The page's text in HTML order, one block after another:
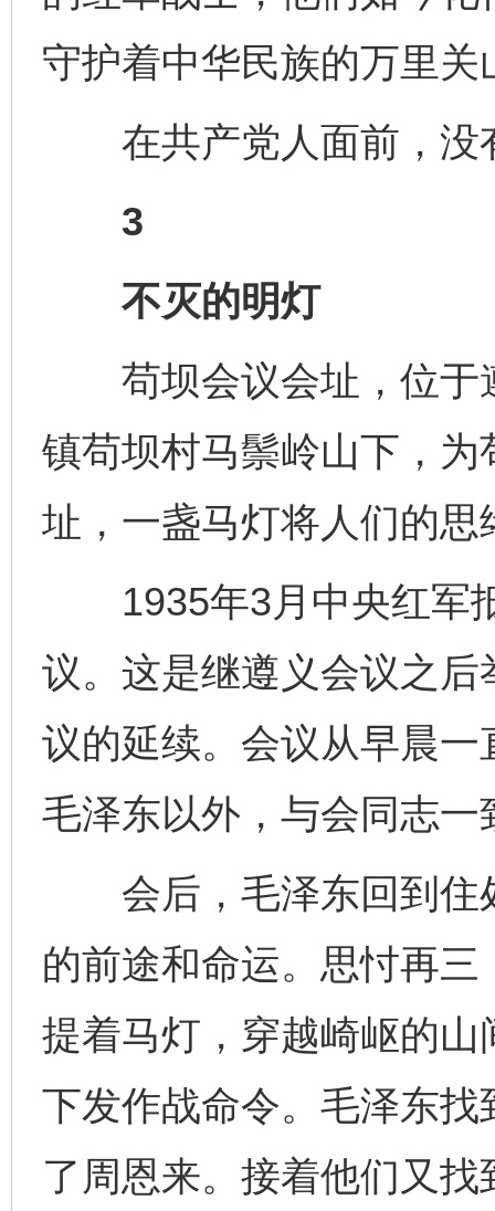
守护着中华民族的万里关
在共产党人面前，没
3
不灭的明灯
苟坝会议会址，位于
镇苟坝村马鬃岭山下，
址，一盏马灯将人们的
1935年3月中央红军
议。这是继遵义会议之
议的延续。会议从早晨
毛泽东以外，与会同志
会后，毛泽东回到住
的前途和命运。思忖再
提着马灯，穿越崎岖的
下发作战命令。毛泽东
了周恩来。接着他们又